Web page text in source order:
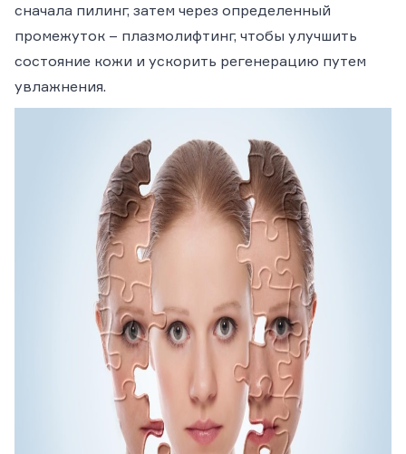
сначала пилинг, затем через определенный
промежуток – плазмолифтинг, чтобы улучшить
состояние кожи и ускорить регенерацию путем
увлажнения.